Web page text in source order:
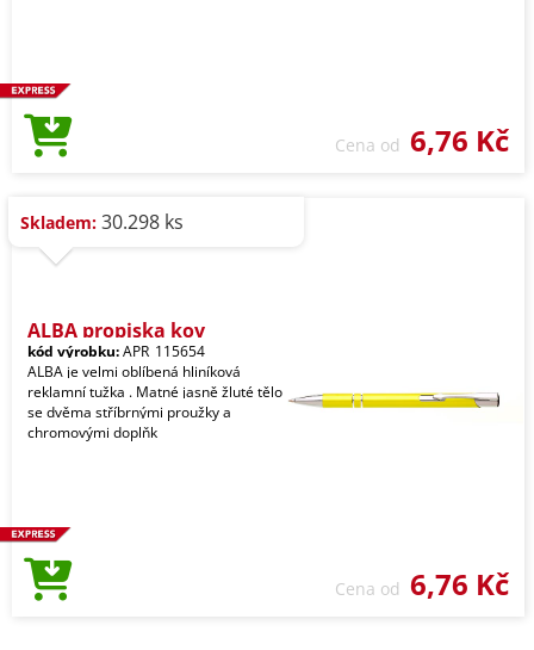
Cena od 6,76 Kč
Skladem: 30.298 ks
ALBA propiska kov
kód výrobku:APR_115654
ALBA je velmi oblíbená hliníková
reklamní tužka . Matné jasně žluté tělo
se dvěma stříbrnými proužky a
chromovými doplňk
Cena od 6,76 Kč